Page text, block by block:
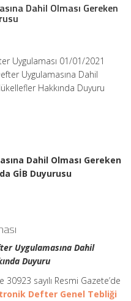
Dahil Olması Gereken
Uygulaması 01/01/2021
Uygulamasına Dahil
Hakkında Duyuru
Dahil Olması Gereken
GİB Duyurusu
Uygulamasına Dahil
Duyuru
sayılı Resmi Gazete’de
Defter Genel Tebliği